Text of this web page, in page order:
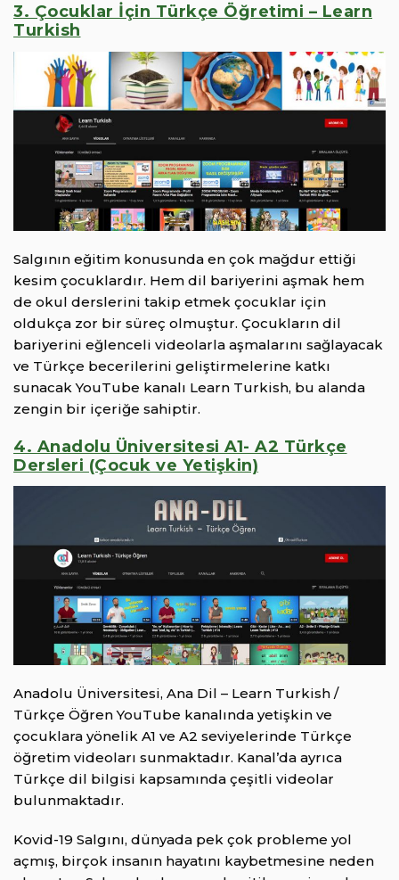
3. Çocuklar İçin Türkçe Öğretimi – Learn
Turkish
Salgının eğitim konusunda en çok mağdur ettiği
kesim çocuklardır. Hem dil bariyerini aşmak hem
de okul derslerini takip etmek çocuklar için
oldukça zor bir süreç olmuştur. Çocukların dil
bariyerini eğlenceli videolarla aşmalarını sağlayacak
ve Türkçe becerilerini geliştirmelerine katkı
sunacak YouTube kanalı Learn Turkish, bu alanda
zengin bir içeriğe sahiptir.
4. Anadolu Üniversitesi A1- A2 Türkçe
Dersleri (Çocuk ve Yetişkin)
Anadolu Üniversitesi, Ana Dil – Learn Turkish /
Türkçe Öğren YouTube kanalında yetişkin ve
çocuklara yönelik A1 ve A2 seviyelerinde Türkçe
öğretim videoları sunmaktadır. Kanal’da ayrıca
Türkçe dil bilgisi kapsamında çeşitli videolar
bulunmaktadır.
Kovid-19 Salgını, dünyada pek çok probleme yol
açmış, birçok insanın hayatını kaybetmesine neden